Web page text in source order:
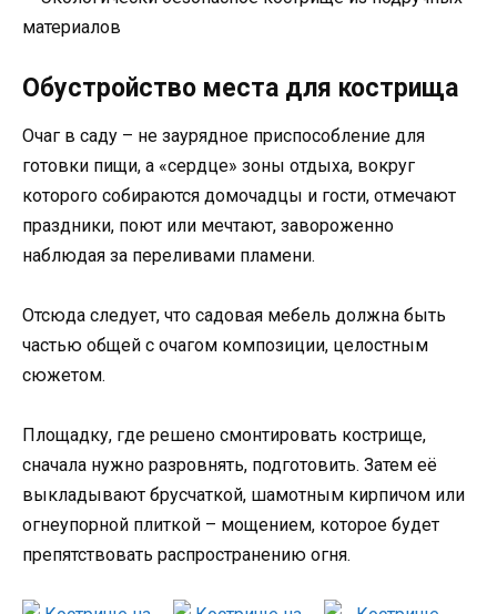
Обустройство места для кострища
Очаг в саду – не заурядное приспособление для
готовки пищи, а «сердце» зоны отдыха, вокруг
которого собираются домочадцы и гости, отмечают
праздники, поют или мечтают, завороженно
наблюдая за переливами пламени.
Отсюда следует, что садовая мебель должна быть
частью общей с очагом композиции, целостным
сюжетом.
Площадку, где решено смонтировать кострище,
сначала нужно разровнять, подготовить. Затем её
выкладывают брусчаткой, шамотным кирпичом или
огнеупорной плиткой – мощением, которое будет
препятствовать распространению огня.